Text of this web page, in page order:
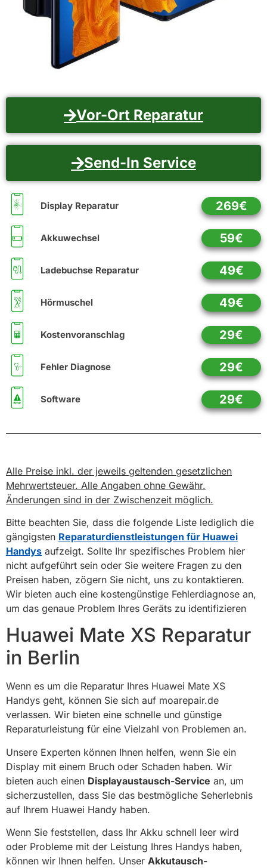
Vor-Ort Reparatur
Send-In Service
Display Reparatur 269€
Akkuwechsel 59€
Ladebuchse Reparatur 49€
Hörmuschel 49€
Kostenvoranschlag 29€
Fehler Diagnose 29€
Software 29€
Alle Preise inkl. der jeweils geltenden gesetzlichen
Mehrwertsteuer. Alle Angaben ohne Gewähr.
Änderungen sind in der Zwischenzeit möglich.
Bitte beachten Sie, dass die folgende Liste lediglich die
gängigsten Reparaturdienstleistungen für Huawei
Handys aufzeigt. Sollte Ihr spezifisches Problem hier
nicht aufgeführt sein oder Sie weitere Fragen zu den
Preisen haben, zögern Sie nicht, uns zu kontaktieren.
Wir bieten auch eine kostengünstige Fehlerdiagnose an,
um das genaue Problem Ihres Geräts zu identifizieren
Huawei Mate XS Reparatur
in Berlin
Wenn es um die Reparatur Ihres Huawei Mate XS
Handys geht, können Sie sich auf moarepair.de
verlassen. Wir bieten eine schnelle und günstige
Reparaturleistung für eine Vielzahl von Problemen an.
Unsere Experten können Ihnen helfen, wenn Sie ein
Display mit einem Bruch oder Schaden haben. Wir
bieten auch einen Displayaustausch-Service an, um
sicherzustellen, dass Sie das bestmögliche Seherlebnis
auf Ihrem Huawei Handy haben.
Wenn Sie feststellen, dass Ihr Akku schnell leer wird
oder Probleme mit der Leistung Ihres Handys haben,
können wir Ihnen helfen. Unser Akkutausch-